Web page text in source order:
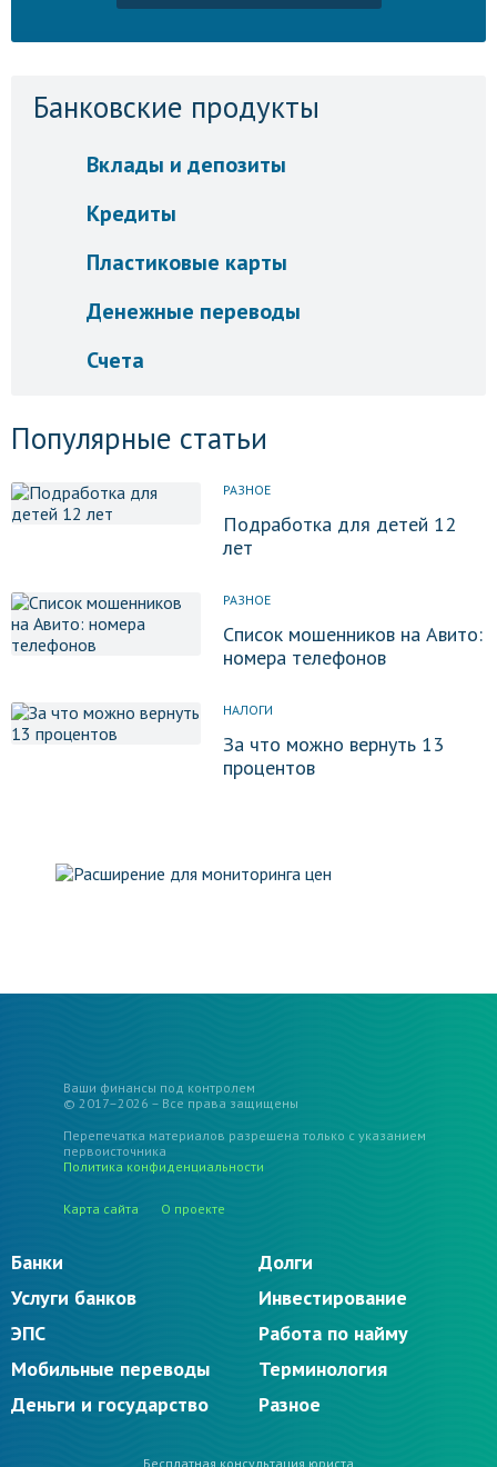
Банковские продукты
Вклады и депозиты
Кредиты
Пластиковые карты
Денежные переводы
Счета
Популярные статьи
РАЗНОЕ
Подработка для детей 12
лет
РАЗНОЕ
Список мошенников на Авито:
номера телефонов
НАЛОГИ
За что можно вернуть 13
процентов
Ваши финансы под контролем
© 2017–2026 – Все права защищены
Перепечатка материалов разрешена только с указанием
первоисточника
Политика конфиденциальности
Карта сайта О проекте
Банки
Услуги банков
ЭПС
Мобильные переводы
Деньги и государство
Долги
Инвестирование
Работа по найму
Терминология
Разное
Бесплатная консультация юриста